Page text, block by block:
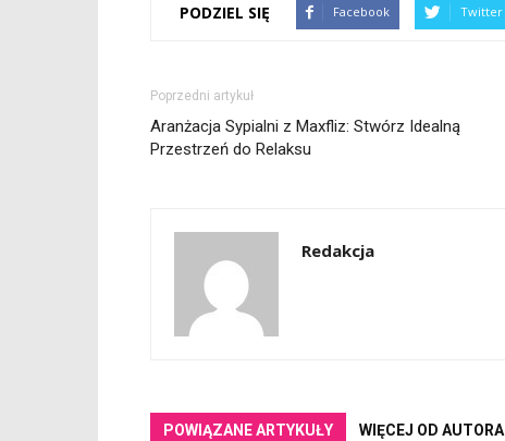
PODZIEL SIĘ Facebook Twitter
Poprzedni artykuł
Aranżacja Sypialni z Maxfliz: Stwórz Idealną
Przestrzeń do Relaksu
Redakcja
POWIĄZANE ARTYKUŁY WIĘCEJ OD AUTORA